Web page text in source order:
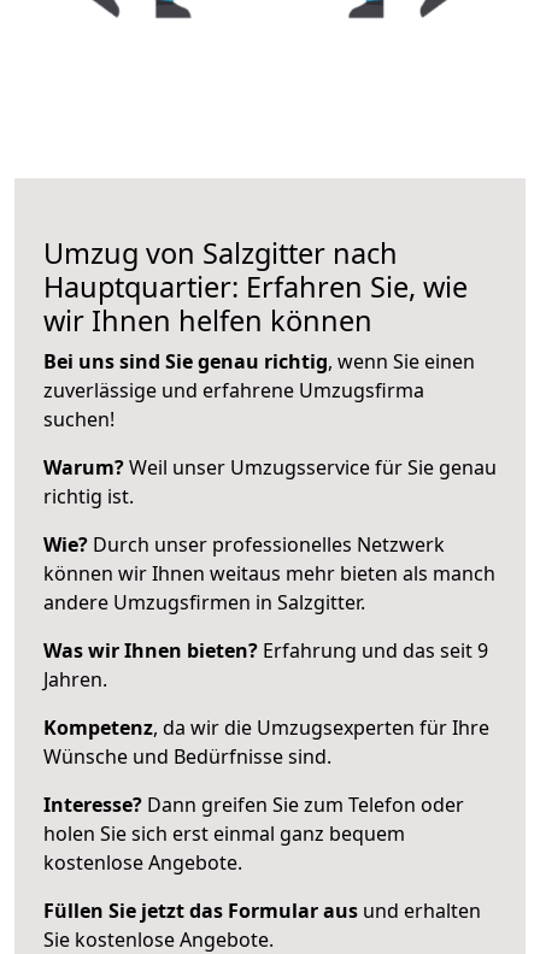
Umzug von Salzgitter nach
Hauptquartier: Erfahren Sie, wie
wir Ihnen helfen können
Bei uns sind Sie genau richtig, wenn Sie einen
zuverlässige und erfahrene Umzugsfirma
suchen!
Warum?Weil unser Umzugsservice für Sie genau
richtig ist.
Wie? Durch unser professionelles Netzwerk
können wir Ihnen weitaus mehr bieten als manch
andere Umzugsfirmen in Salzgitter.
Was wir Ihnen bieten? Erfahrung und das seit 9
Jahren.
Kompetenz, da wir die Umzugsexperten für Ihre
Wünsche und Bedürfnisse sind.
Interesse? Dann greifen Sie zum Telefon oder
holen Sie sich erst einmal ganz bequem
kostenlose Angebote.
Füllen Sie jetzt das Formular aus und erhalten
Sie kostenlose Angebote.